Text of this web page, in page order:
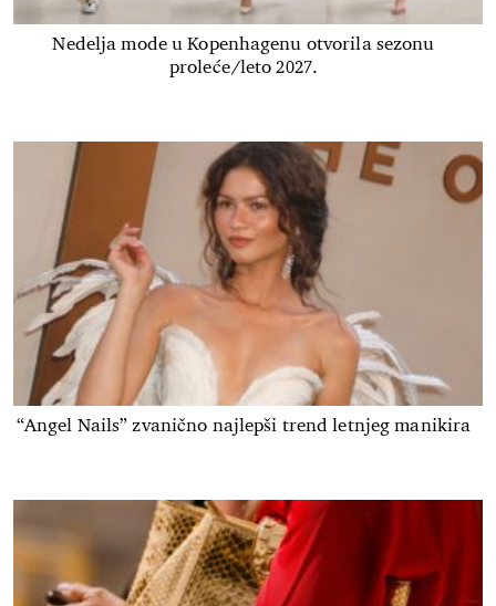
Nedelja mode u Kopenhagenu otvorila sezonu
proleće/leto 2027.
“Angel Nails” zvanično najlepši trend letnjeg manikira